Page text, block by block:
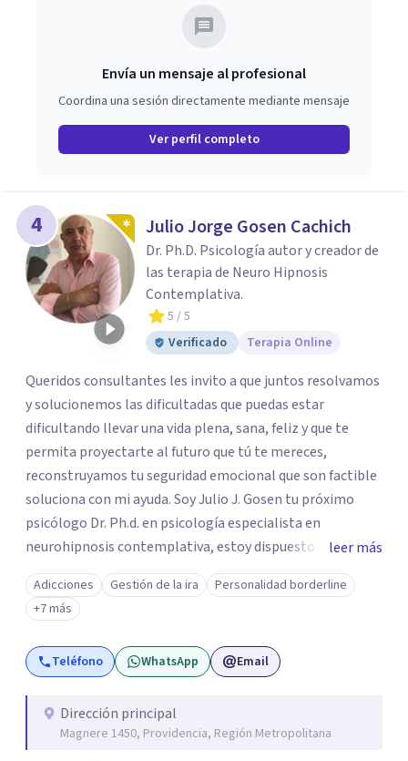
Envía un mensaje al profesional
Coordina una sesión directamente mediante mensaje
Ver perfil completo
4 Julio Jorge Gosen Cachich
Dr. Ph.D. Psicología autor y creador de
las terapia de Neuro Hipnosis
Contemplativa.
5 / 5
Verificado
Terapia Online
Queridos consultantes les invito a que juntos resolvamos
y solucionemos las dificultadas que puedas estar
dificultando llevar una vida plena, sana, feliz y que te
permita proyectarte al futuro que tú te mereces,
reconstruyamos tu seguridad emocional que son factible
soluciona con mi ayuda. Soy Julio J. Gosen tu próximo
psicólogo Dr. Ph.d. en psicología especialista en
neurohipnosis contemplativa, estoy dispuesto y deseoso
de acompañarte en este camino de auto descubrimiento
y crecimiento personal dejando atrás todo aquello que
nos impiden avanzar y ser exitosos.Vamos a transitar
juntos el camino a tu sanidad. DFisponible y atento a tu
llamado un abrazo cordial.
leer más
Adicciones Gestión de la ira
Personalidad borderline
+7 más
Teléfono WhatsApp Email
Dirección principal
Magnere 1450, Providencia, Región Metropolitana